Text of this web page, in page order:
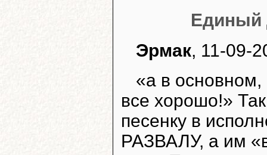
Единый
Эрмак, 11-09-
«а в
все хорошо!»
песенку в
РАЗВАЛУ, а им